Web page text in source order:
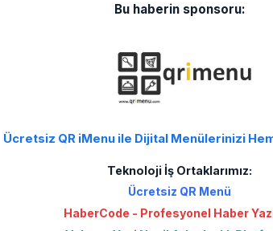
Bu haberin sponsoru:
Ücretsiz QR iMenu ile Dijital Menülerinizi
Teknoloji İş Ortaklarımız:
Ücretsiz QR Menü
HaberCode - Profesyonel Haber